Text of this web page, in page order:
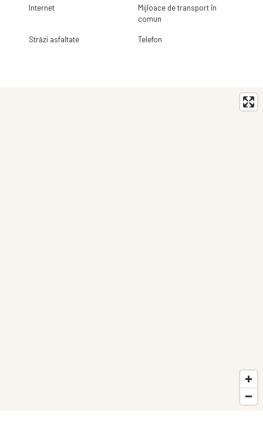
Internet
Mijloace de transport în
comun
Străzi asfaltate Telefon